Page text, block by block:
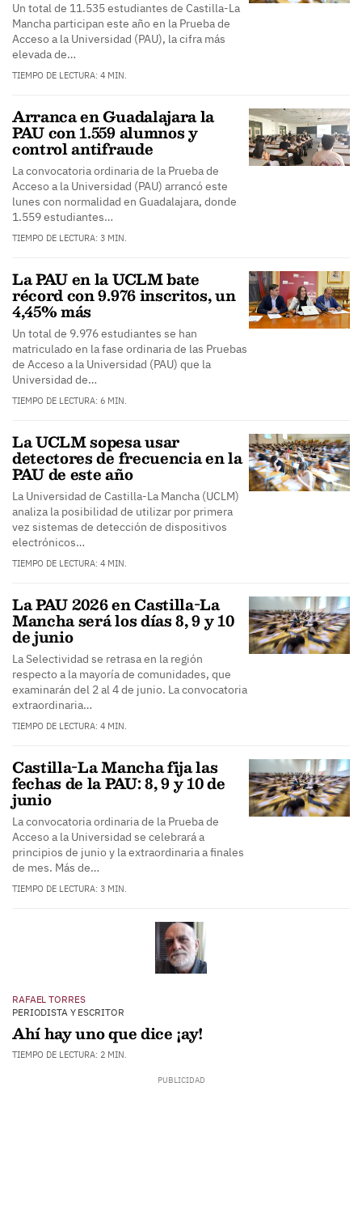
Un total de 11.535 estudiantes de Castilla-La
Mancha participan este año en la Prueba de
Acceso a la Universidad (PAU), la cifra más
elevada de…
TIEMPO DE LECTURA: 4 MIN.
Arranca en Guadalajara la
PAU con 1.559 alumnos y
control antifraude
La convocatoria ordinaria de la Prueba de
Acceso a la Universidad (PAU) arrancó este
lunes con normalidad en Guadalajara, donde
1.559 estudiantes…
TIEMPO DE LECTURA: 3 MIN.
La PAU en la UCLM bate
récord con 9.976 inscritos, un
4,45% más
Un total de 9.976 estudiantes se han
matriculado en la fase ordinaria de las Pruebas
de Acceso a la Universidad (PAU) que la
Universidad de…
TIEMPO DE LECTURA: 6 MIN.
La UCLM sopesa usar
detectores de frecuencia en la
PAU de este año
La Universidad de Castilla-La Mancha (UCLM)
analiza la posibilidad de utilizar por primera
vez sistemas de detección de dispositivos
electrónicos…
TIEMPO DE LECTURA: 4 MIN.
La PAU 2026 en Castilla-La
Mancha será los días 8, 9 y 10
de junio
La Selectividad se retrasa en la región
respecto a la mayoría de comunidades, que
examinarán del 2 al 4 de junio. La convocatoria
extraordinaria…
TIEMPO DE LECTURA: 4 MIN.
Castilla-La Mancha fija las
fechas de la PAU: 8, 9 y 10 de
junio
La convocatoria ordinaria de la Prueba de
Acceso a la Universidad se celebrará a
principios de junio y la extraordinaria a finales
de mes. Más de…
TIEMPO DE LECTURA: 3 MIN.
RAFAEL TORRES
PERIODISTA Y ESCRITOR
Ahí hay uno que dice ¡ay!
TIEMPO DE LECTURA: 2 MIN.